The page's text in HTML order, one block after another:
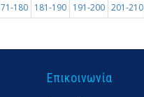
180 181-190 191-200 201-210
Επικοινωνία